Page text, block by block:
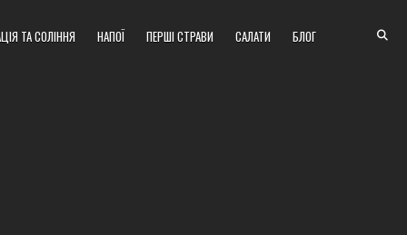
ТА СОЛІННЯ НАПОЇ ПЕРШІ СТРАВИ САЛАТИ БЛОГ